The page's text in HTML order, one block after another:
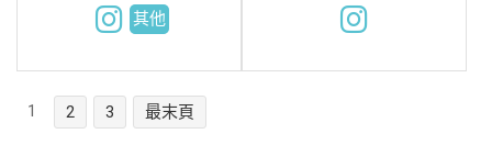
其他
1 2 3 最末頁